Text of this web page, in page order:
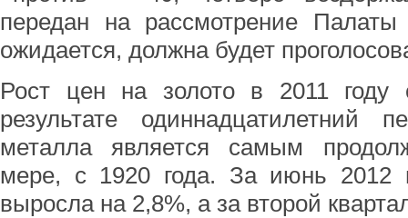
передан на рассмотрение Палаты
ожидается, должна будет
Рост цен на золото в 2011 году
результате одиннадцатилетний
металла является самым
мере, с 1920 года. За июнь 2012
выросла на 2,8%, а за второй